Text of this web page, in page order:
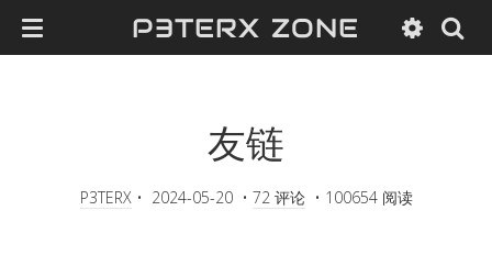
P3TERX ZONE
友链
P3TERX• 2024-05-20• 72 评论• 100654 阅读